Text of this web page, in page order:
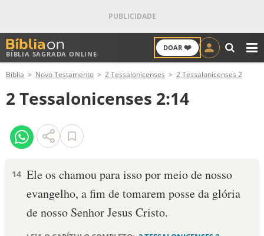
BÍBLIA SAGRADA ONLINE
DOAR ❤️
ANTIGO TESTAMENTO
NOVO TESTAMENTO
VERSÍCULOS
PALAVRA DO DIA
Bíblia Novo Testamento 2 Tessalonicenses 2 Tessalonicenses 2
2 Tessalonicenses 2:14
14 Ele os chamou para isso por meio de nosso
evangelho, a fim de tomarem posse da glória
de nosso Senhor Jesus Cristo.